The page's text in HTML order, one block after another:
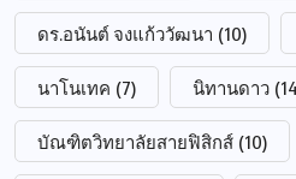
ดร.อนันต์ จงแก้ววัฒนา (10)
นาโนเทค (7) นิทานดาว
บัณฑิตวิทยาลัยสายฟิสิกส์ (10)